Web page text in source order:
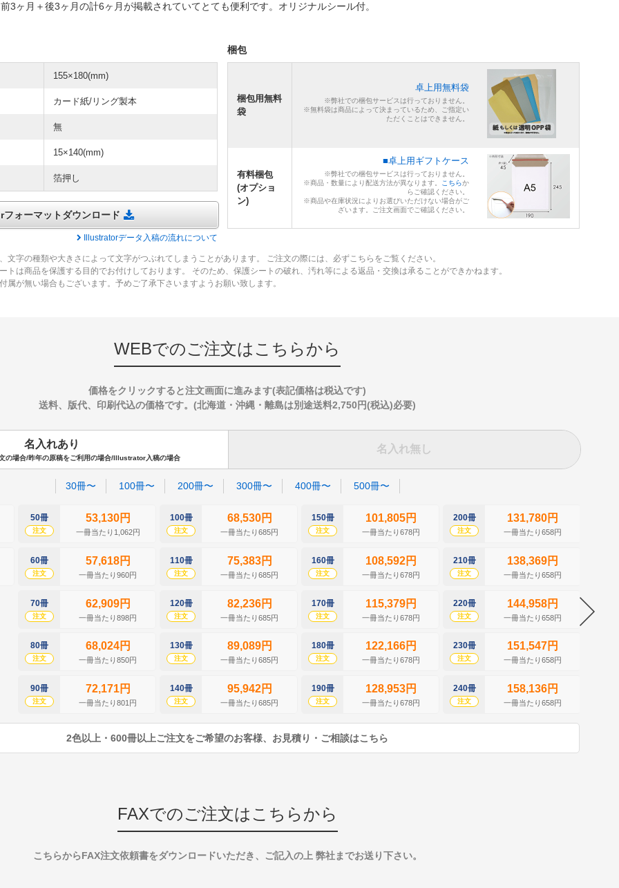
3ヶ月＋後3ヶ月の計6ヶ月が掲載されていてとても便利です。オリジナルシール付。
155×180(mm)
カード紙/リング製本
無
15×140(mm)
箔押し
ォーマットダウンロード
Illustratorデータ入稿の流れについて
梱包
梱包用無料
袋
卓上用無料袋
※弊社での梱包サービスは行っておりません。
※無料袋は商品によって決まっているため、ご指定い
ただくことはできません。
有料梱包
(オプショ
ン)
■卓上用ギフトケース
※弊社での梱包サービスは行っておりません。
※商品・数量により配送方法が異なります。
こちらか
らご確認ください。
※商品や在庫状況によりお選びいただけない場合がご
ざいます。ご注文画面でご確認ください。
字の種類や大きさによって文字がつぶれてしまうことがあります。 ご注文の際には、必ずこちらをご覧ください。
は商品を保護する目的でお付けしております。 そのため、保護シートの破れ、汚れ等による返品・交換は承ることができかねます。
属が無い場合もございます。予めご了承下さいますようお願い致します。
WEBでのご注文はこちらから
価格をクリックすると注文画面に進みます(表記価格は税込です)
送料、版代、印刷代込の価格です。(北海道・沖縄・離島は別途送料2,750円(税込)必要)
名入れあり
の場合/昨年の原稿をご利用の場合/Illustrator入稿の場合
名入れ無し
30冊〜 100冊〜 200冊〜 300冊〜 400冊〜 500冊〜
50冊
注文
53,130円
一冊当たり1,062円
60冊
注文
57,618円
一冊当たり960円
70冊
注文
62,909円
一冊当たり898円
80冊
注文
68,024円
一冊当たり850円
90冊
注文
72,171円
一冊当たり801円
100冊
注文
68,530円
一冊当たり685円
110冊
注文
75,383円
一冊当たり685円
120冊
注文
82,236円
一冊当たり685円
130冊
注文
89,089円
一冊当たり685円
140冊
注文
95,942円
一冊当たり685円
150冊
注文
101,805円
一冊当たり678円
160冊
注文
108,592円
一冊当たり678円
170冊
注文
115,379円
一冊当たり678円
180冊
注文
122,166円
一冊当たり678円
190冊
注文
128,953円
一冊当たり678円
200冊
注文
131,780円
一冊当たり658円
210冊
注文
138,369円
一冊当たり658円
220冊
注文
144,958円
一冊当たり658円
230冊
注文
151,547円
一冊当たり658円
240冊
注文
158,136円
一冊当たり658円
2色以上・600冊以上ご注文をご希望のお客様、お見積り・ご相談はこちら
FAXでのご注文はこちらから
こちらからFAX注文依頼書をダウンロードいただき、ご記入の上 弊社までお送り下さい。